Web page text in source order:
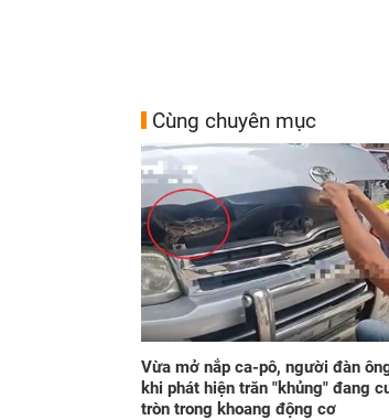
Cùng chuyên mục
Vừa mở nắp ca-pô, người đàn
khi phát hiện trăn "khủng" đang
tròn trong khoang động cơ